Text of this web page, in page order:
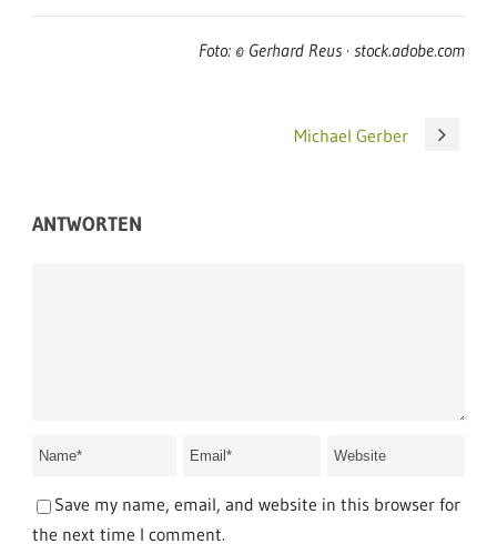
Foto: © Gerhard Reus · stock.adobe.com
Michael Gerber
ANTWORTEN
Save my name, email, and website in this browser for
the next time I comment.